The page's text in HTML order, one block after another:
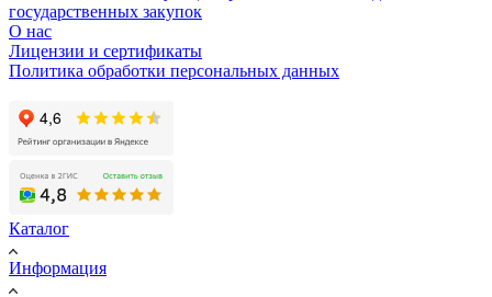
государственных закупок
О нас
Лицензии и сертификаты
Политика обработки персональных данных
Каталог
Информация